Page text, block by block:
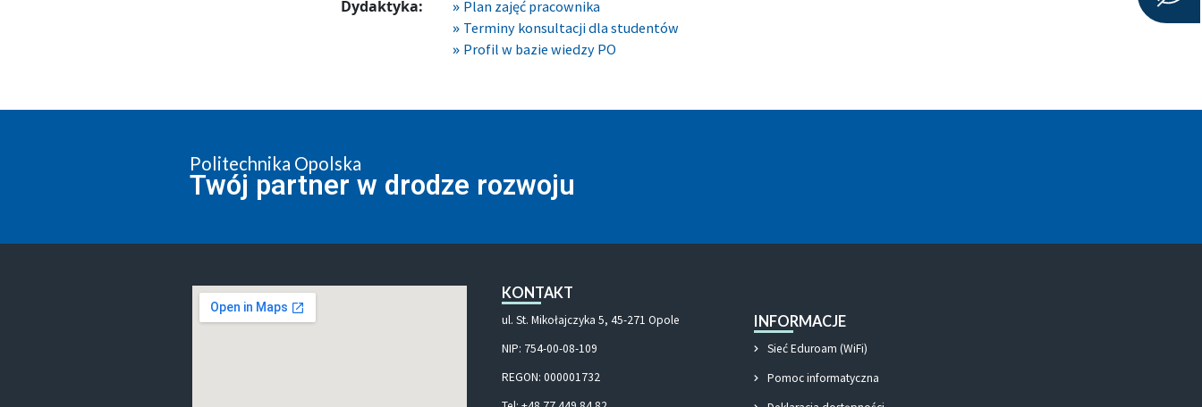
Dydaktyka:
Plan zajęć pracownika
Terminy konsultacji dla studentów
Profil w bazie wiedzy PO
Politechnika Opolska
Twój partner w drodze rozwoju
KONTAKT
ul. St. Mikołajczyka 5, 45-271 Opole
NIP: 754-00-08-109
REGON: 000001732
INFORMACJE
Sieć Eduroam (WiFi)
Pomoc informatyczna